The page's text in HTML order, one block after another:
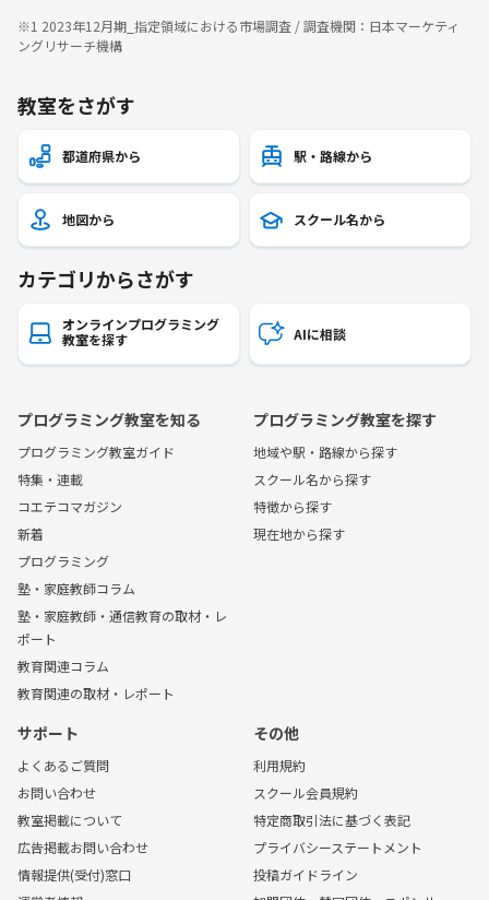
※1 2023年12月期_指定領域における市場調査 / 調査機関：日本マーケティ
ングリサーチ機構
教室をさがす
都道府県から 駅・路線から
地図から スクール名から
カテゴリからさがす
オンラインプログラミング
教室を探す
AIに相談
プログラミング教室を知る
プログラミング教室ガイド
特集・連載
コエテコマガジン
新着
プログラミング
塾・家庭教師コラム
塾・家庭教師・通信教育の取材・レ
ポート
教育関連コラム
教育関連の取材・レポート
プログラミング教室を探す
地域や駅・路線から探す
スクール名から探す
特徴から探す
現在地から探す
サポート
よくあるご質問
お問い合わせ
教室掲載について
広告掲載お問い合わせ
情報提供(受付)窓口
その他
利用規約
スクール会員規約
特定商取引法に基づく表記
プライバシーステートメント
投稿ガイドライン